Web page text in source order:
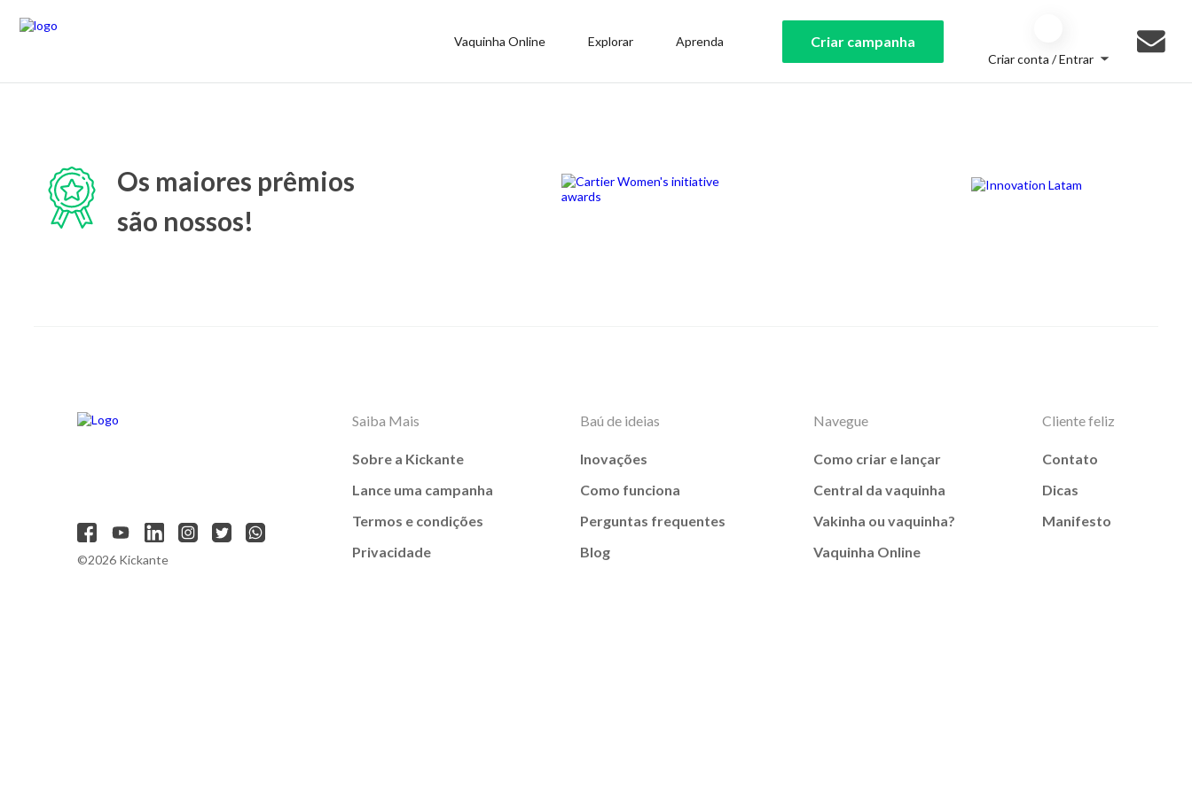
Vaquinha Online Explorar Aprenda Criar campanha
Criar conta / Entrar
Os maiores prêmios
são nossos!
©2026 Kickante
Saiba Mais
Sobre a Kickante
Lance uma campanha
Termos e condições
Privacidade
Baú de ideias
Inovações
Como funciona
Perguntas frequentes
Blog
Navegue
Como criar e lançar
Central da vaquinha
Vakinha ou vaquinha?
Vaquinha Online
Cliente feliz
Contato
Dicas
Manifesto